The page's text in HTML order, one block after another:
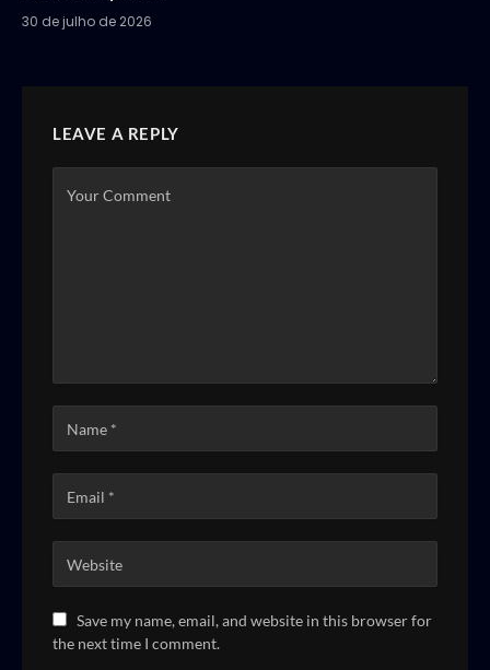
30 de julho de 2026
LEAVE A REPLY
Save my name, email, and website in this browser for
the next time I comment.